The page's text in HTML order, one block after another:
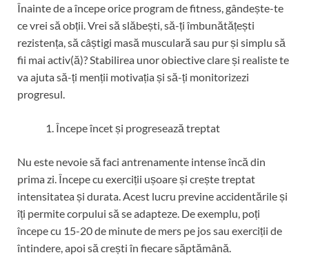
Înainte de a începe orice program de fitness, gândește-te
ce vrei să obții. Vrei să slăbești, să-ți îmbunătățești
rezistența, să câștigi masă musculară sau pur și simplu să
fii mai activ(ă)? Stabilirea unor obiective clare și realiste te
va ajuta să-ți menții motivația și să-ți monitorizezi
progresul.
Începe încet și progresează treptat
Nu este nevoie să faci antrenamente intense încă din
prima zi. Începe cu exerciții ușoare și crește treptat
intensitatea și durata. Acest lucru previne accidentările și
îți permite corpului să se adapteze. De exemplu, poți
începe cu 15-20 de minute de mers pe jos sau exerciții de
întindere, apoi să crești în fiecare săptămână.